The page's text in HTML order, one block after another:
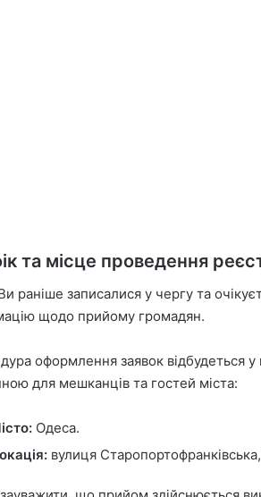
та місце проведення
раніше записалися у чергу та
щодо прийому громадян.
оформлення заявок відбудеться
для мешканців та гостей міста:
Одеса.
вулиця